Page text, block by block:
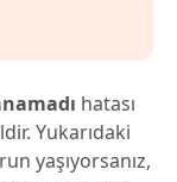
hatası
Yukarıdaki
yaşıyorsanız,